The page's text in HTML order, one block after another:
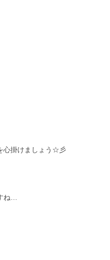
心掛けましょう☆彡
ね…